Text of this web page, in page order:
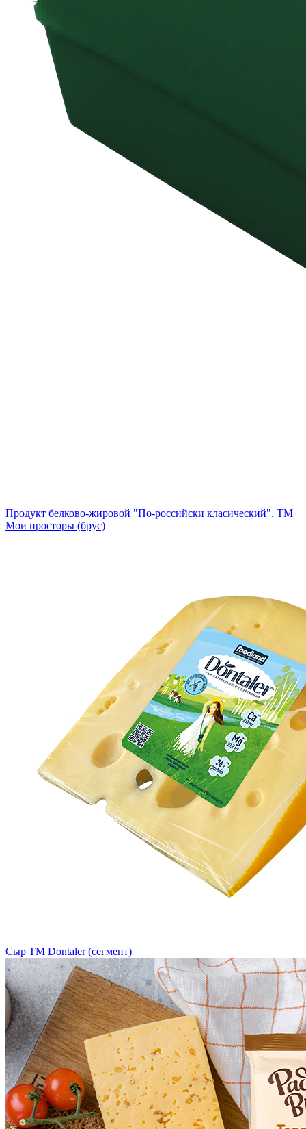
Продукт белково-жировой "По-российски класический", ТМ
Мои просторы (брус)
Сыр ТМ Dontaler (сегмент)